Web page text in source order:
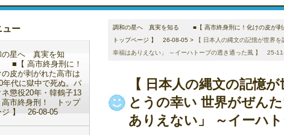
ュー
の星へ 真実を知
【 高市終身刑に！
の皮が剥がれた高市は
年代に獄中で死ぬ。パ
ネ懲役20年・韓鶴子13
高市終身刑！ トップ
ジ 】 26-08-05
調和の星へ 真実を知る ■【 高市終身刑に！化けの皮が剥
トップページ 】 26-08-05 >
【 日本人の縄文の記憶が世界
幸福はありえない」 ～イーハトーブの透き通った風 】 25-
【 日本人の縄文の記憶
とうの幸い 世界がぜん
ありえない」 ～イーハ